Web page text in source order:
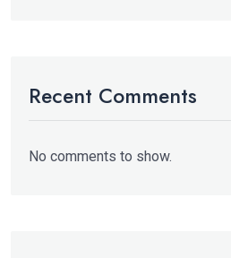
Recent Comments
No comments to show.